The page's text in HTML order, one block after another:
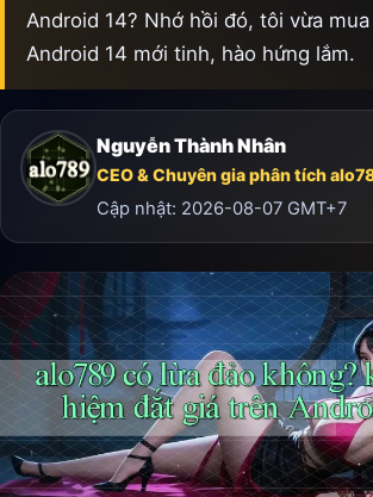
Android 14? Nhớ hồi đó, tôi vừa
Android 14 mới tinh, hào hứng lắm.
Nguyễn Thành Nhân
CEO & Chuyên gia phân tích
Cập nhật: 2026-08-07 GMT+7